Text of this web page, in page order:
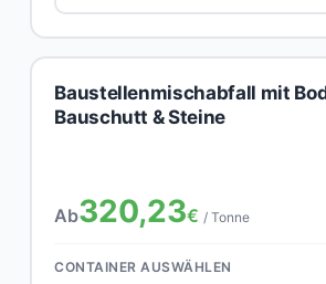
Baustellenmischabfall mit
Bauschutt & Steine
Ab320,23€ / Tonne
CONTAINER AUSWÄHLEN